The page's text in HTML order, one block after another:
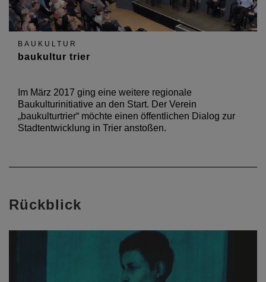
BAUKULTUR
baukultur trier
Im März 2017 ging eine weitere regionale
Baukulturinitiative an den Start. Der Verein
„baukulturtrier“ möchte einen öffentlichen Dialog zur
Stadtentwicklung in Trier anstoßen.
Rückblick